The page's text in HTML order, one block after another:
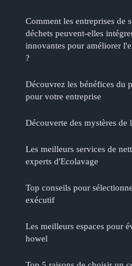
Comment les entreprises de
déchets peuvent-elles
innovantes pour améliorer
?
Découvrez les bénéfices du
pour votre entreprise
Découverte des mystères
Les meilleurs services de
experts d'Ecolavage
Top conseils pour
exécutif
Les meilleurs espaces pour
howel